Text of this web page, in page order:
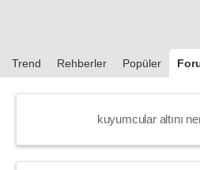
Trend Rehberler Popüler
kuyumcular altını